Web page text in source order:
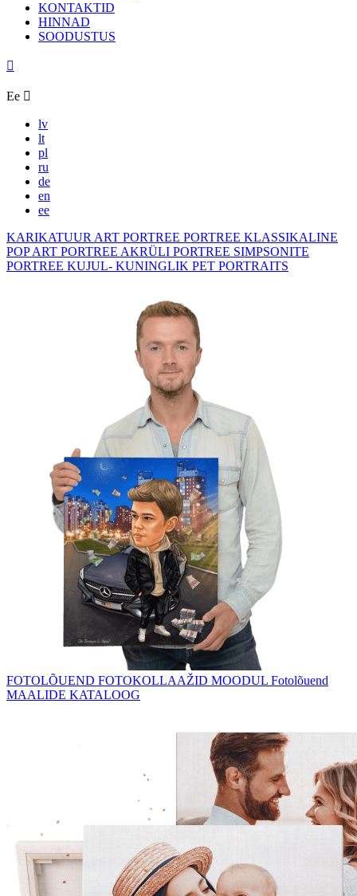
KONTAKTID
HINNAD
SOODUSTUS
Ee
lv
lt
pl
ru
de
en
ee
KARIKATUUR ART PORTREE PORTREE KLASSIKALINE
POP ART PORTREE AKRÜLI PORTREE SIMPSONITE
PORTREE KUJUL- KUNINGLIK PET PORTRAITS
FOTOLÕUEND FOTOKOLLAAŽID MOODUL Fotolõuend
MAALIDE KATALOOG